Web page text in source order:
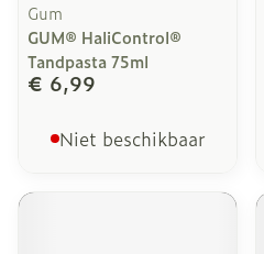
Gum
GUM® HaliControl®
Tandpasta 75ml
€ 6,99
Niet beschikbaar